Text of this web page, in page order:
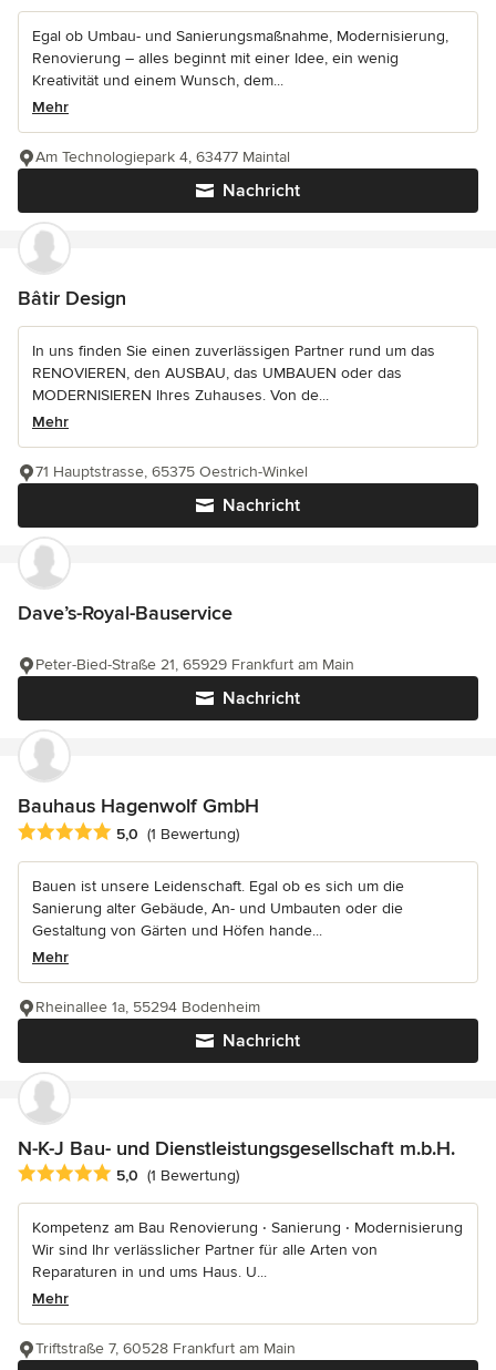
Egal ob Umbau- und Sanierungsmaßnahme, Modernisierung,
Renovierung – alles beginnt mit einer Idee, ein wenig
Kreativität und einem Wunsch, dem...
Mehr
Nachricht
Am Technologiepark 4, 63477 Maintal
Bâtir Design
In uns finden Sie einen zuverlässigen Partner rund um das
RENOVIEREN, den AUSBAU, das UMBAUEN oder das
MODERNISIEREN Ihres Zuhauses. Von de...
Mehr
Nachricht
71 Hauptstrasse, 65375 Oestrich-Winkel
Dave’s-Royal-Bauservice
Nachricht
Peter-Bied-Straße 21, 65929 Frankfurt am Main
Bauhaus Hagenwolf GmbH
Durchschnittliche Bewertung: 5 von 5 Sternen
5,0 (1 Bewertung)
Bauen ist unsere Leidenschaft. Egal ob es sich um die
Sanierung alter Gebäude, An- und Umbauten oder die
Gestaltung von Gärten und Höfen hande...
Mehr
Nachricht
Rheinallee 1a, 55294 Bodenheim
N-K-J Bau- und Dienstleistungsgesellschaft m.b.H.
Durchschnittliche Bewertung: 5 von 5 Sternen
5,0 (1 Bewertung)
Kompetenz am Bau Renovierung ‧ Sanierung ‧ Modernisierung
Wir sind Ihr verlässlicher Partner für alle Arten von
Reparaturen in und ums Haus. U...
Mehr
Triftstraße 7, 60528 Frankfurt am Main